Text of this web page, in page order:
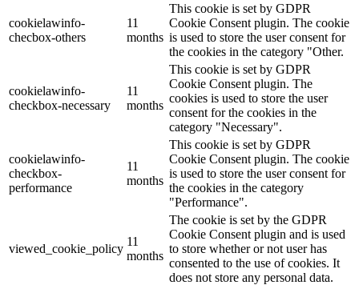
cookielawinfo-
checbox-others
11
months
This cookie is set by GDPR
Cookie Consent plugin. The cookie
is used to store the user consent for
the cookies in the category "Other.
cookielawinfo-
checkbox-necessary
11
months
This cookie is set by GDPR
Cookie Consent plugin. The
cookies is used to store the user
consent for the cookies in the
category "Necessary".
cookielawinfo-
checkbox-
performance
11
months
This cookie is set by GDPR
Cookie Consent plugin. The cookie
is used to store the user consent for
the cookies in the category
"Performance".
viewed_cookie_policy
11
months
The cookie is set by the GDPR
Cookie Consent plugin and is used
to store whether or not user has
consented to the use of cookies. It
does not store any personal data.